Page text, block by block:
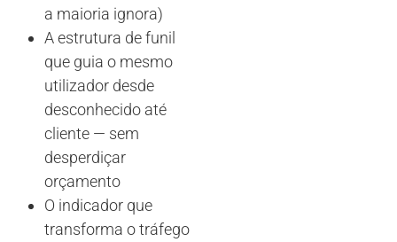
a maioria ignora)
A estrutura de funil
que guia o mesmo
utilizador desde
desconhecido até
cliente — sem
desperdiçar
orçamento
O indicador que
transforma o tráfego